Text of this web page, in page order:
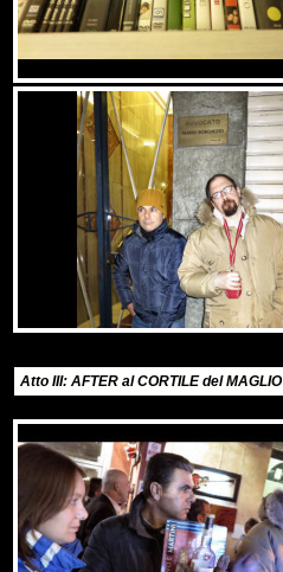
Atto III: AFTER al CORTILE del MAGLIO